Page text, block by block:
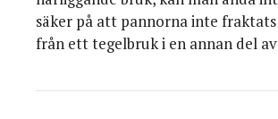
säker på att pannorna inte
från ett tegelbruk i en annan del